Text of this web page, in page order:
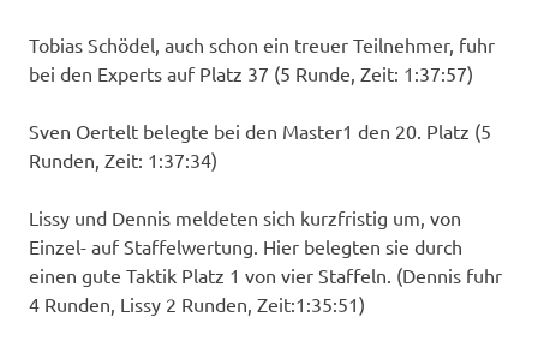
Tobias Schödel, auch schon ein treuer Teilnehmer, fuhr
bei den Experts auf Platz 37 (5 Runde, Zeit: 1:37:57)
Sven Oertelt belegte bei den Master1 den 20. Platz (5
Runden, Zeit: 1:37:34)
Lissy und Dennis meldeten sich kurzfristig um, von
Einzel- auf Staffelwertung. Hier belegten sie durch
einen gute Taktik Platz 1 von vier Staffeln. (Dennis fuhr
4 Runden, Lissy 2 Runden, Zeit:1:35:51)